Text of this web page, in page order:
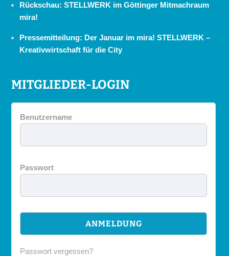
Rückschau: STELLWERK im Göttinger Mitmachraum
mira!
Pressemitteilung: Der Januar im mira! STELLWERK –
Kreativwirtschaft für die City
MITGLIEDER-LOGIN
Benutzername
Passwort
Passwort vergessen?